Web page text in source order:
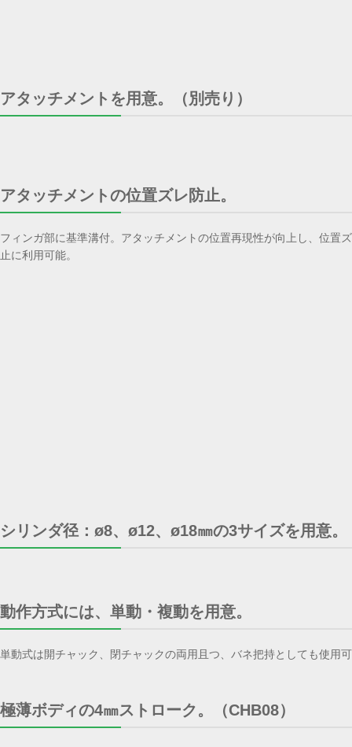
アタッチメントを用意。（別売り）
アタッチメントの位置ズレ防止。
フィンガ部に基準溝付。アタッチメントの位置再現性が向上し、位置
止に利用可能。
シリンダ径：ø8、ø12、ø18㎜の3サイズを用意。
動作方式には、単動・複動を用意。
単動式は開チャック、閉チャックの両用且つ、バネ把持としても使用
極薄ボディの4㎜ストローク。（CHB08）